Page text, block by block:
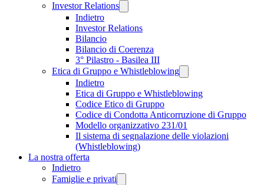
Investor Relations
Indietro
Investor Relations
Bilancio
Bilancio di Coerenza
3° Pilastro - Basilea III
Etica di Gruppo e Whistleblowing
Indietro
Etica di Gruppo e Whistleblowing
Codice Etico di Gruppo
Codice di Condotta Anticorruzione di Gruppo
Modello organizzativo 231/01
Il sistema di segnalazione delle violazioni
(Whistleblowing)
La nostra offerta
Indietro
Famiglie e privati